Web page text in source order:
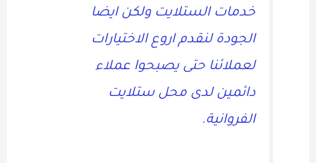
خدمات الستلايت ولكن ايضا
الجودة لنقدم اروع الاختيارات
لعملائنا حتى يصبحوا عملاء
دائمين لدى محل ستلايت
الفروانية.